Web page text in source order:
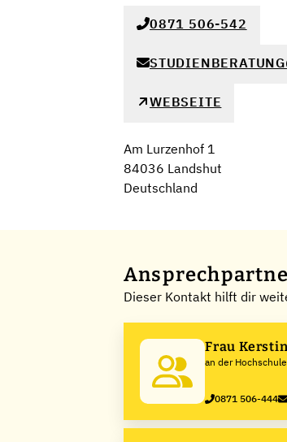
0871 506-542
WEBSEITE
Am Lurzenhof 1
84036 Landshut
Deutschland
Dieser Kontakt hilft dir
Frau
an der
0871 506-444